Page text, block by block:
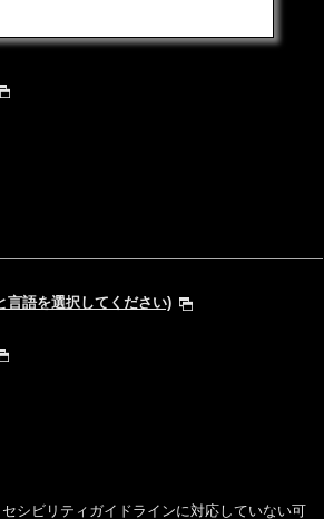
言語を選択してください)
シビリティガイドラインに対応していない可